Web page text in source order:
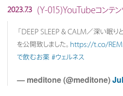
2023.7.3 (Y-015)YouTubeコンテ
「DEEP SLEEP & CALM／深い眠りと
を公開致しました。 https://t.co/
で飲むお薬 #ウェルネス
— meditone (@meditone)